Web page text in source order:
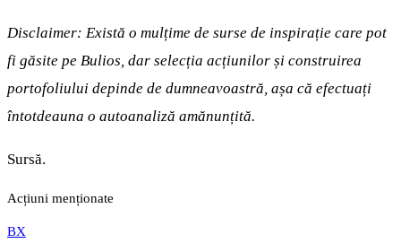
Disclaimer: Există o mulțime de surse de inspirație care pot
fi găsite pe Bulios, dar selecția acțiunilor și construirea
portofoliului depinde de dumneavoastră, așa că efectuați
întotdeauna o autoanaliză amănunțită.
Sursă.
Acțiuni menționate
BX